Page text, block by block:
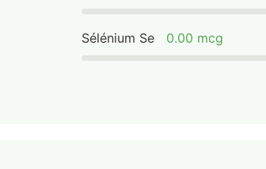
Sélénium Se 0.00 mcg